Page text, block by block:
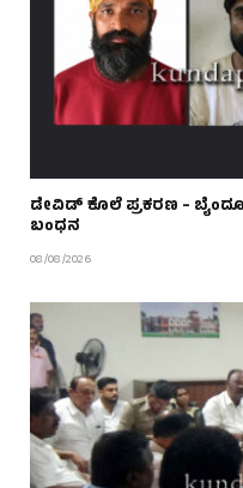
ಡೇವಿಡ್ ಕೊಲೆ ಪ್ರಕರಣ –
ಬಂಧನ
08/08/2026